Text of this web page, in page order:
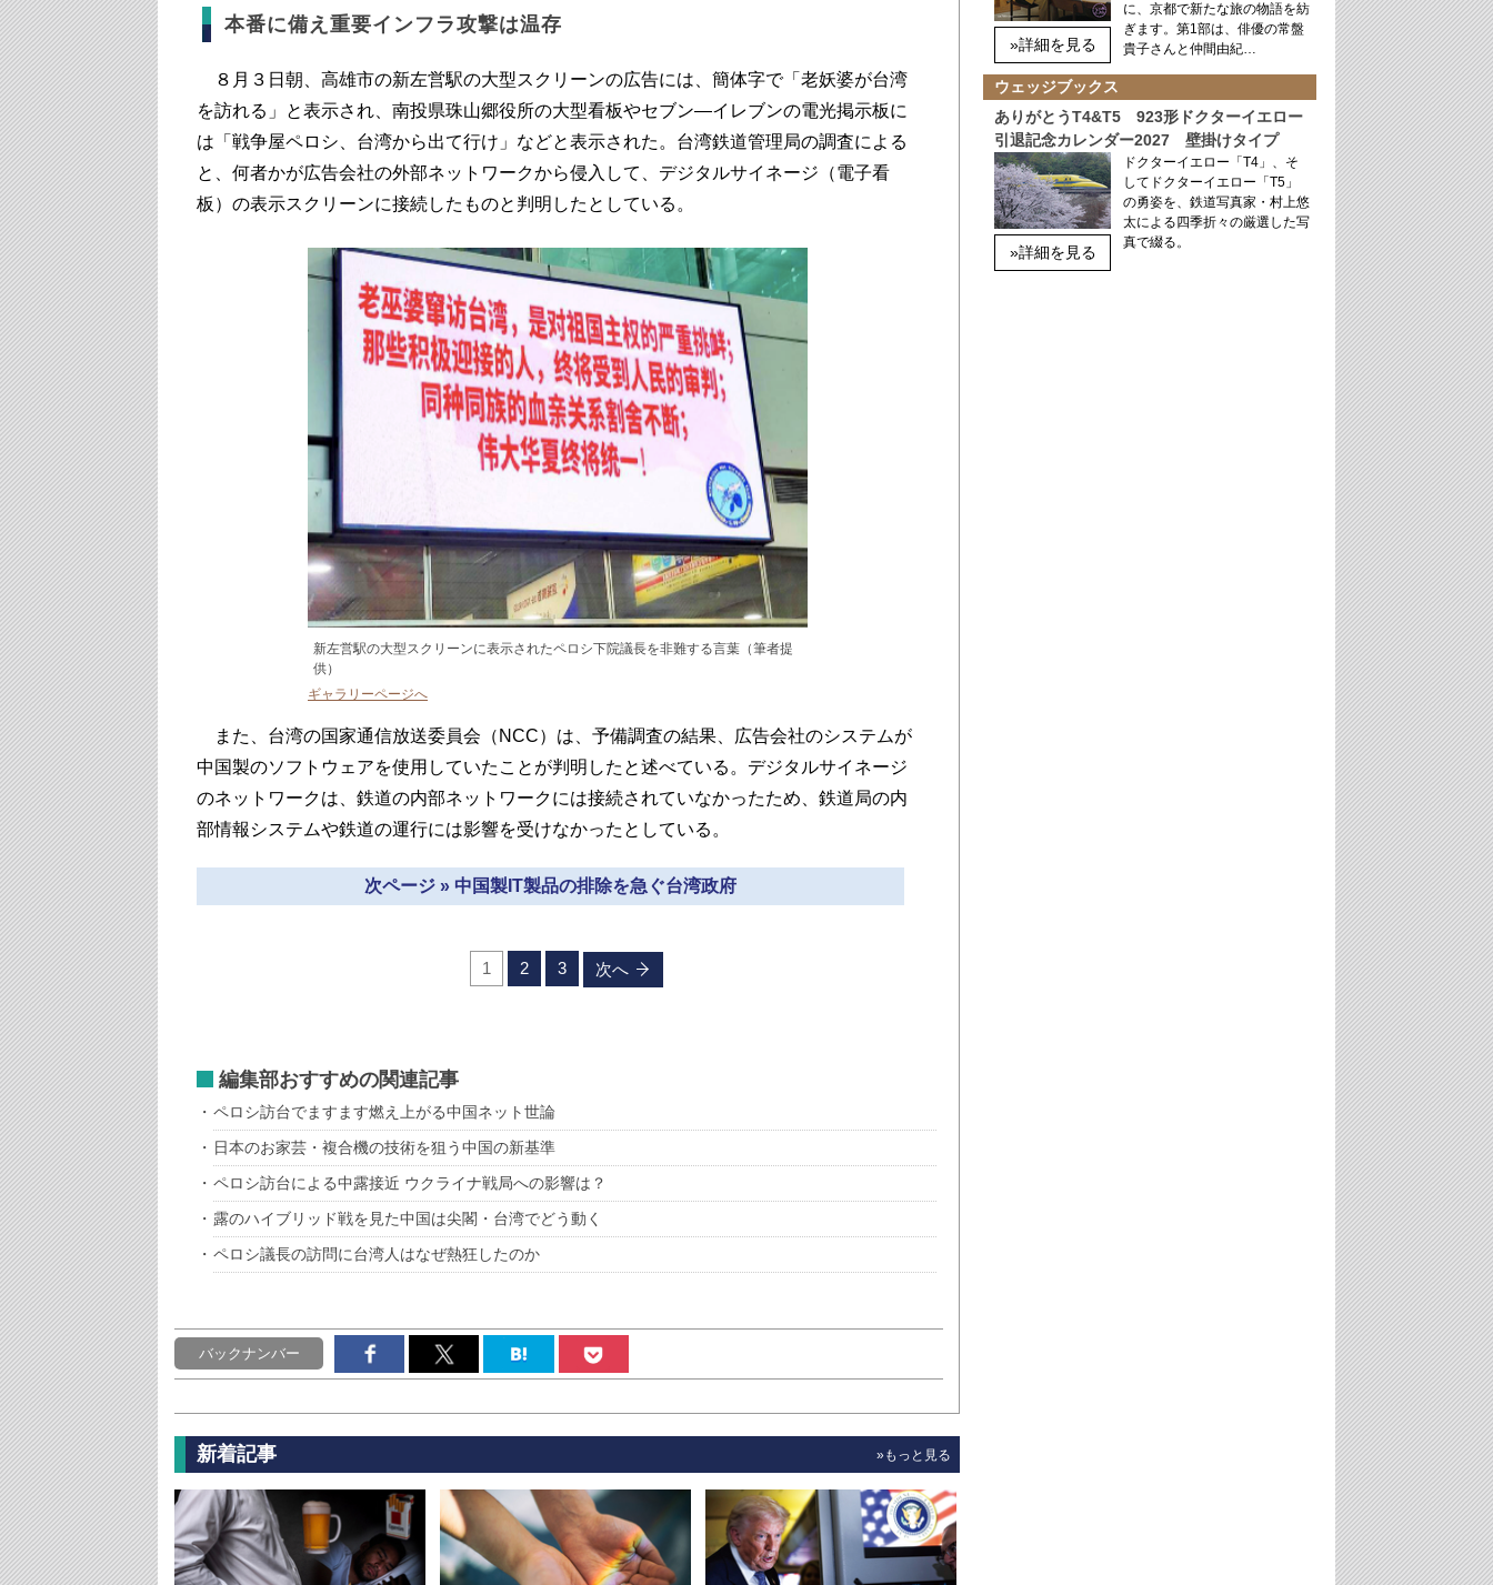
本番に備え重要インフラ攻撃は温存
８月３日朝、高雄市の新左営駅の大型スクリーンの広告には、簡体字で「老妖婆が台湾
を訪れる」と表示され、南投県珠山郷役所の大型看板やセブン―イレブンの電光掲示板に
は「戦争屋ペロシ、台湾から出て行け」などと表示された。台湾鉄道管理局の調査による
と、何者かが広告会社の外部ネットワークから侵入して、デジタルサイネージ（電子看
板）の表示スクリーンに接続したものと判明したとしている。
新左営駅の大型スクリーンに表示されたペロシ下院議長を非難する言葉（筆者提
供）
ギャラリーページへ
また、台湾の国家通信放送委員会（NCC）は、予備調査の結果、広告会社のシステムが
中国製のソフトウェアを使用していたことが判明したと述べている。デジタルサイネージ
のネットワークは、鉄道の内部ネットワークには接続されていなかったため、鉄道局の内
部情報システムや鉄道の運行には影響を受けなかったとしている。
次ページ » 中国製IT製品の排除を急ぐ台湾政府
1 2 3 次へ
編集部おすすめの関連記事
ペロシ訪台でますます燃え上がる中国ネット世論
日本のお家芸・複合機の技術を狙う中国の新基準
ペロシ訪台による中露接近 ウクライナ戦局への影響は？
露のハイブリッド戦を見た中国は尖閣・台湾でどう動く
ペロシ議長の訪問に台湾人はなぜ熱狂したのか
バックナンバー
新着記事 »もっと見る
»詳細を見る
に、京都で新たな旅の物語を紡
ぎます。第1部は、俳優の常盤
貴子さんと仲間由紀…
ウェッジブックス
ありがとうT4&T5 923形ドクターイエロー
引退記念カレンダー2027 壁掛けタイプ
»詳細を見る
ドクターイエロー「T4」、そ
してドクターイエロー「T5」
の勇姿を、鉄道写真家・村上悠
太による四季折々の厳選した写
真で綴る。